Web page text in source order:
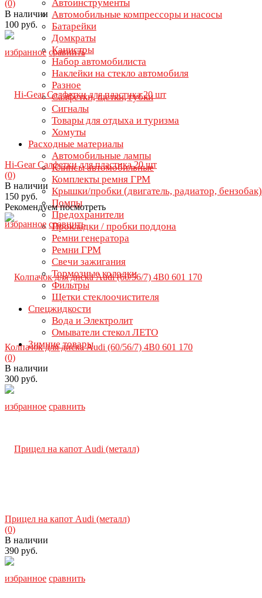
Автоинструменты
Автомобильные компрессоры и насосы
Батарейки
Домкраты
Канистры
Набор автомобилиста
Наклейки на стекло автомобиля
Разное
Салфетки, щетки, губки
Сигналы
Товары для отдыха и туризма
Хомуты
Расходные материалы
Автомобильные лампы
Клипсы автомобильные
Комплекты ремня ГРМ
Крышки/пробки (двигатель, радиатор, бензобак)
Помпы
Предохранители
Прокладки / пробки поддона
Ремни генератора
Ремни ГРМ
Свечи зажигания
Тормозные колодки
Фильтры
Щетки стеклоочистителя
Спецжидкости
Вода и Электролит
Омыватели стекол ЛЕТО
Зимние товары
избранное сравнить
(0)
В наличии
100 руб.
избранное сравнить
Hi-Gear Салфетки для пластика 20 шт
(0)
В наличии
150 руб.
Рекомендуем посмотреть
избранное сравнить
Колпачок для диска Audi (60/56/7) 4B0 601 170
(0)
В наличии
300 руб.
избранное сравнить
Прицел на капот Audi (металл)
(0)
В наличии
390 руб.